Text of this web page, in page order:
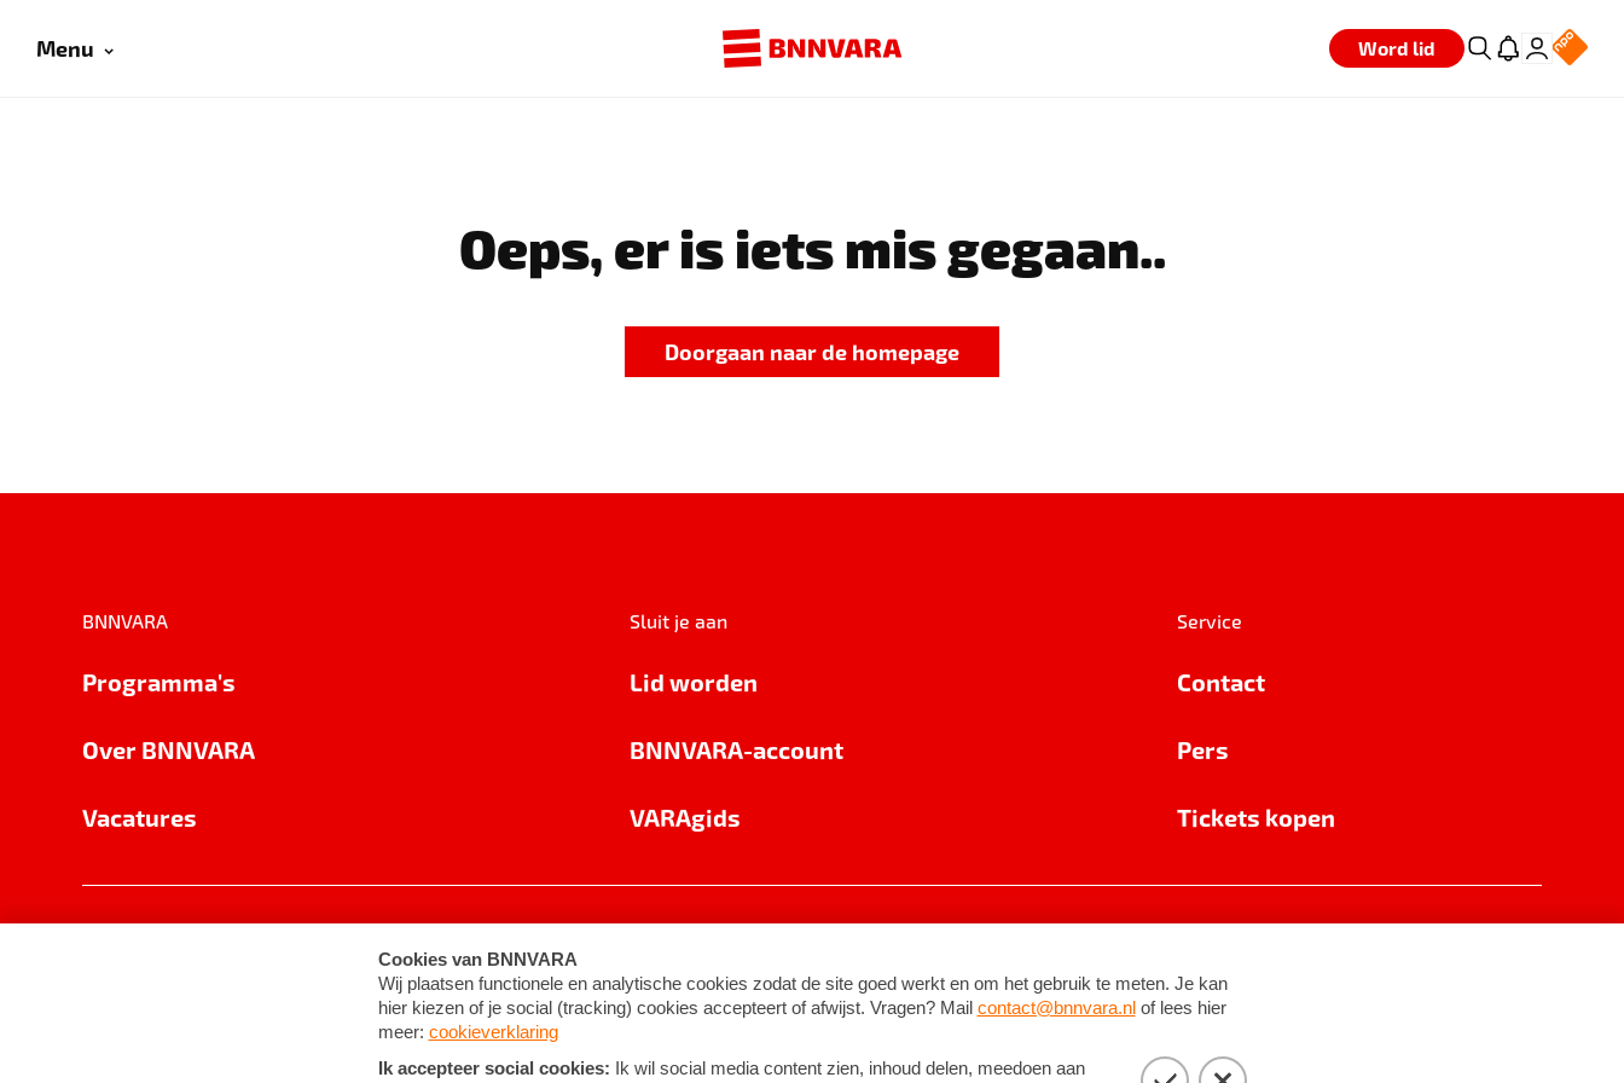
Menu Word lid
Oeps, er is iets mis gegaan..
Doorgaan naar de homepage
BNNVARA
Programma's
Over BNNVARA
Vacatures
Sluit je aan
Lid worden
BNNVARA-account
VARAgids
Service
Contact
Pers
Tickets kopen
Cookie-instellingen Algemene voorwaarden ©2026BNNVARA